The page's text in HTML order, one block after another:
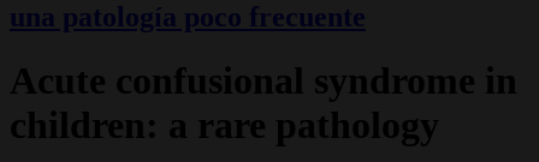
una patología poco frecuente
Acute confusional syndrome in
children: a rare pathology